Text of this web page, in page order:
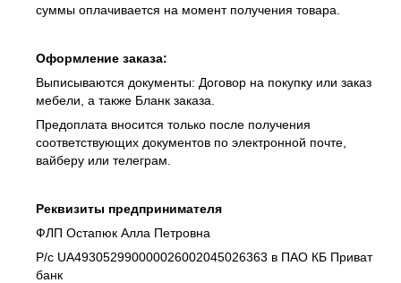
суммы оплачивается на момент получения товара.
Оформление заказа:
Выписываются документы: Договор на покупку или заказ
мебели, а также Бланк заказа.
Предоплата вносится только после получения
соответствующих документов по электронной почте,
вайберу или телеграм.
Реквизиты предпринимателя
ФЛП Остапюк Алла Петровна
Р/с UA493052990000026002045026363 в ПАО КБ Приват
банк